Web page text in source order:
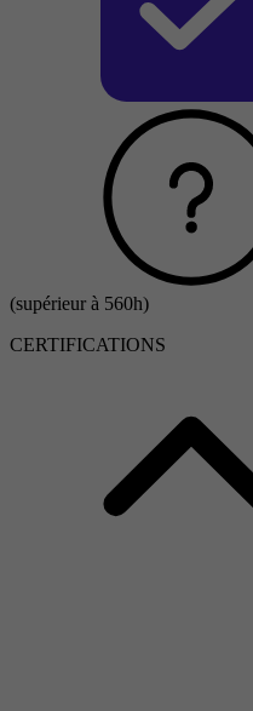
(supérieur à 560h)
CERTIFICATIONS